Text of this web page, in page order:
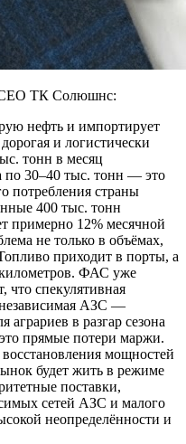
ТК Солюшнс:
нефть и импортирует
и логистически
тонн в месяц
по 30–40 тыс. тонн — это
потребления страны
400 тыс. тонн
примерно 12% месячной
не только в объёмах,
приходит в порты, а
ФАС уже
что спекулятивная
АЗС —
аграриев в разгар сезона
прямые потери маржи.
мощностей
будет жить в режиме
поставки,
сетей АЗС и малого
неопределённости и